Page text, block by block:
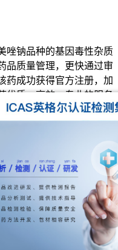
唑钠品种的基因毒性杂质
品质量管理，更快通过审
药成功获得官方注册，加
优质、高效、专业的服务
中间体、无菌头孢菌
类，生产的抗生素API
认证，主要产品获多
是每一家药企共同面对的